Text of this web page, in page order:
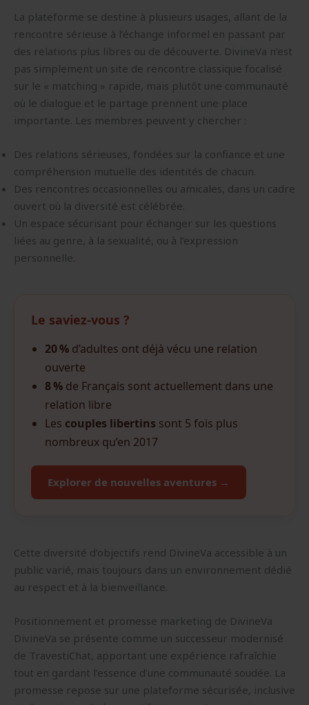
La plateforme se destine à plusieurs usages, allant de la
rencontre sérieuse à l’échange informel en passant par
des relations plus libres ou de découverte. DivineVa n’est
pas simplement un site de rencontre classique focalisé
sur le « matching » rapide, mais plutôt une communauté
où le dialogue et le partage prennent une place
importante. Les membres peuvent y chercher :
Des relations sérieuses, fondées sur la confiance et une
compréhension mutuelle des identités de chacun.
Des rencontres occasionnelles ou amicales, dans un cadre
ouvert où la diversité est célébrée.
Un espace sécurisant pour échanger sur les questions
liées au genre, à la sexualité, ou à l’expression
personnelle.
Le saviez-vous ?
20 % d’adultes ont déjà vécu une relation
ouverte
8 % de Français sont actuellement dans une
relation libre
Les couples libertins sont 5 fois plus
nombreux qu’en 2017
Explorer de nouvelles aventures →
Cette diversité d’objectifs rend DivineVa accessible à un
public varié, mais toujours dans un environnement dédié
au respect et à la bienveillance.
Positionnement et promesse marketing de DivineVa
DivineVa se présente comme un successeur modernisé
de TravestiChat, apportant une expérience rafraîchie
tout en gardant l’essence d’une communauté soudée. La
promesse repose sur une plateforme sécurisée, inclusive